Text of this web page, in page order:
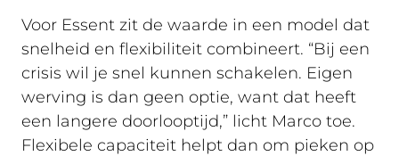
Voor Essent zit de waarde in een model dat
snelheid en flexibiliteit combineert. “Bij een
crisis wil je snel kunnen schakelen. Eigen
werving is dan geen optie, want dat heeft
een langere doorlooptijd,” licht Marco toe.
Flexibele capaciteit helpt dan om pieken op